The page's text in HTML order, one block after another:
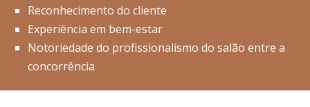
Reconhecimento do cliente
Experiência em bem-estar
Notoriedade do profissionalismo do salão entre a
concorrência